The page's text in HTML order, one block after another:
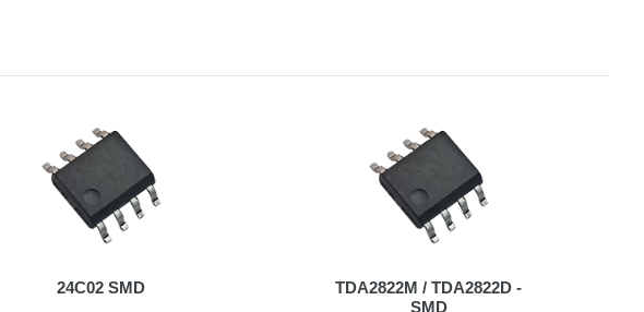
24C02 SMD
TDA2822M / TDA2822D -
SMD